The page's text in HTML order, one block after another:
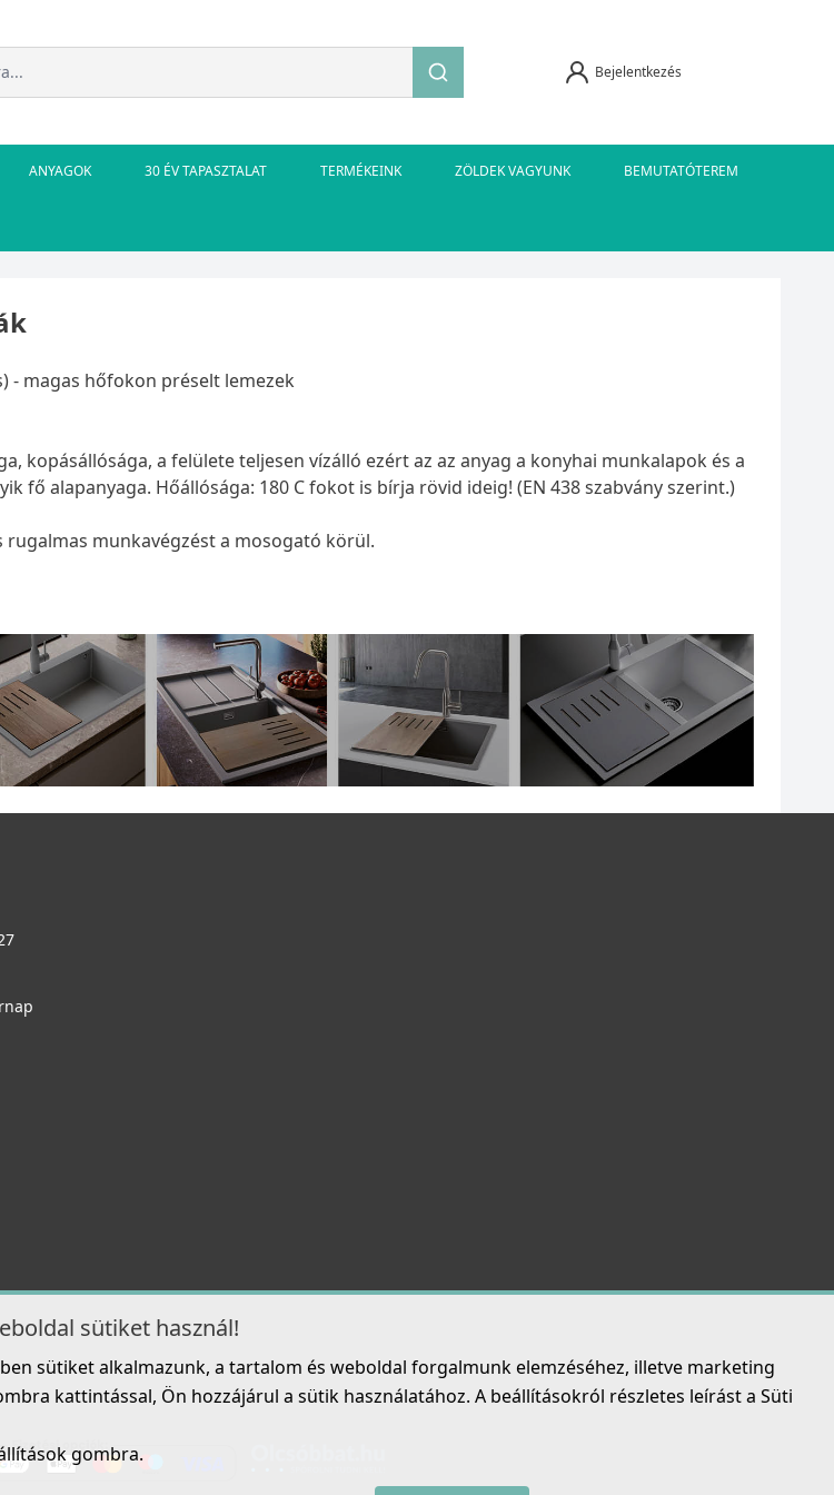
Bejelentkezés
ANYAGOK 30 ÉV TAPASZTALAT TERMÉKEINK ZÖLDEK VAGYUNK BEMUTATÓTEREM
- magas hőfokon préselt lemezek
kopásállósága, a felülete teljesen vízálló ezért az az anyag a konyhai munkalapok és a
fő alapanyaga. Hőállósága: 180 C fokot is bírja rövid ideig! (EN 438 szabvány szerint.)
rugalmas munkavégzést a mosogató körül.
sütiket használ!
sütiket alkalmazunk, a tartalom és weboldal forgalmunk elemzéséhez, illetve marketing
kattintással, Ön hozzájárul a sütik használatához. A beállításokról részletes leírást a Süti
gombra.